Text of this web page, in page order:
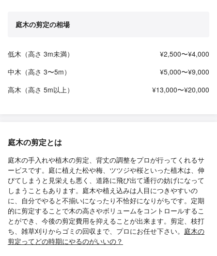
庭木の剪定の相場
低木（高さ 3m未満）
¥2,500〜¥4,000
中木（高さ 3〜5m）
¥5,000〜¥9,000
高木（高さ 5m以上）
¥13,000〜¥20,000
庭木の剪定とは
庭木の手入れや植木の剪定、背丈の調整をプロが行ってくれるサ
ービスです。庭に植えた松や梅、ツツジや桜といった植木は、伸
びてしまうと見栄えも悪く、道路に飛び出て通行の妨げになって
しまうこともあります。庭木や植え込みは人目につきやすいの
に、自分でやると不揃いになったり不恰好になりがちです。定期
的に剪定することで木の高さやボリュームをコントロールするこ
とができ、今後の剪定費用を抑えることが出来ます。剪定、枝打
ち、雑草刈りからゴミの回収まで、プロにお任せ下さい。 庭木の
剪定ってどの時期にやるのがいいの？